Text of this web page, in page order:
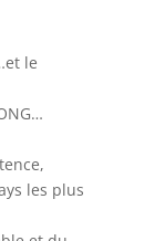
le
les plus